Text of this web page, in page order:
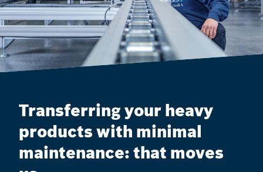
Transferring your heavy
products with minimal
maintenance: that moves